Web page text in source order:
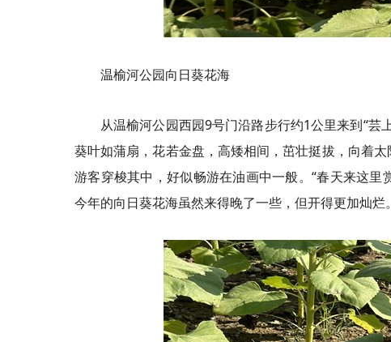
温榆河公园向日葵花海
从温榆河公园西园9号门沿路步行约1公里来到“芸
葵叶如蒲扇，花若金盘，高矮相间，茁壮挺拔，向着
游客穿梭其中，好似畅游在油画中一般。“春天来这里
今年的向日葵花海虽然来得晚了一些，但开得更加灿烂